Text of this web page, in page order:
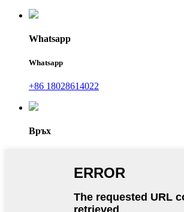
Whatsapp
Whatsapp
+86 18028614022
Връх